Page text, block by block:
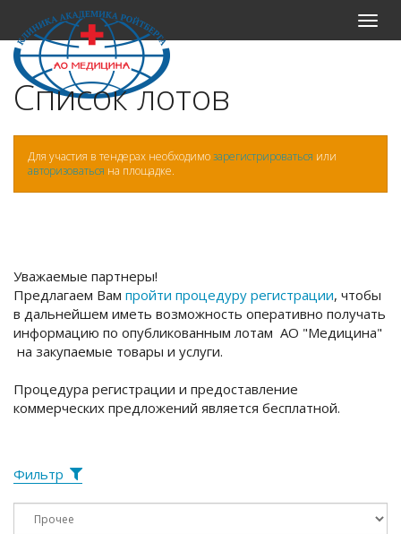
Меню
Список лотов
Для участия в тендерах необходимозарегистрироваться или
авторизоваться на площадке.
Уважаемые партнеры!
Предлагаем Вам пройти процедуру регистрации, чтобы
в дальнейшем иметь возможность оперативно получать
информацию по опубликованным лотам АО "Медицина"
на закупаемые товары и услуги.
Процедура регистрации и предоставление
коммерческих предложений является бесплатной.
Фильтр